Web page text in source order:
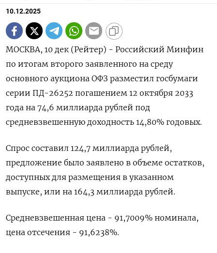
10.12.2025
МОСКВА, 10 дек (Рейтер) - Российский Минфин
по итогам второго заявленного на среду
основного аукциона ОФЗ разместил госбумаги
серии ПД-26252 погашением 12 октября 2033
года на 74,6 миллиарда рублей под
средневзвешенную доходность 14,80% годовых.
Спрос составил 124,7 миллиарда рублей,
предложение было заявлено в объеме остатков,
доступных для размещения в указанном
выпуске, или на 164,3 миллиарда рублей.
Средневзвешенная цена - 91,7009% номинала,
цена отсечения - 91,6238%.